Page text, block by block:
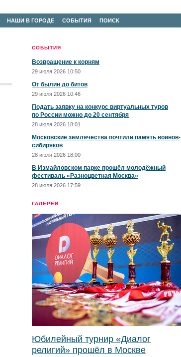
НАШИ В ГОРОДЕ СОБЫТИЯ ПОИСК
СОБЫТИЯ
Возвращение к корням
29 июля 2026 10:50
От былин до битов
29 июля 2026 10:46
Подать заявку на конкурс виртуальных туров
по России можно до 20 сентября
28 июля 2026 18:01
Московские землячества почтили память воинов-
сибиряков
28 июля 2026 18:00
В Измайловском парке прошёл молодёжный
фестиваль «Разноцветная Москва»
28 июля 2026 17:59
ГАЛЕРЕИ
Юбилейный турнир «Диалог
религий» прошёл в Москве